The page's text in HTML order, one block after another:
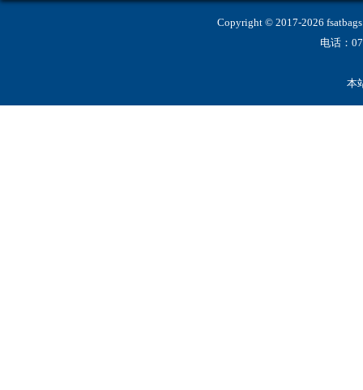
Copyright © 2017-2026
电话：
本